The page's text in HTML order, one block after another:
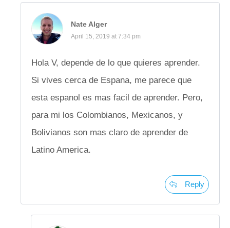
Nate Alger
April 15, 2019 at 7:34 pm
Hola V, depende de lo que quieres aprender.
Si vives cerca de Espana, me parece que
esta espanol es mas facil de aprender. Pero,
para mi los Colombianos, Mexicanos, y
Bolivianos son mas claro de aprender de
Latino America.
Reply